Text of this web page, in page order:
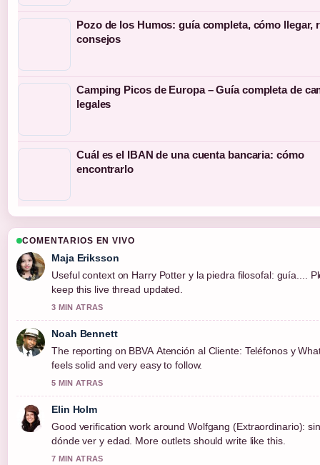
Pozo de los Humos: guía completa, cómo llegar,
consejos
Camping Picos de Europa – Guía completa de
legales
Cuál es el IBAN de una cuenta bancaria: cómo
encontrarlo
COMENTARIOS EN VIVO
Maja Eriksson
Useful context on Harry Potter y la piedra filosofal: guía....
keep this live thread updated.
3 MIN ATRAS
Noah Bennett
The reporting on BBVA Atención al Cliente: Teléfonos y
feels solid and very easy to follow.
5 MIN ATRAS
Elin Holm
Good verification work around Wolfgang (Extraordinario):
dónde ver y edad. More outlets should write like this.
7 MIN ATRAS